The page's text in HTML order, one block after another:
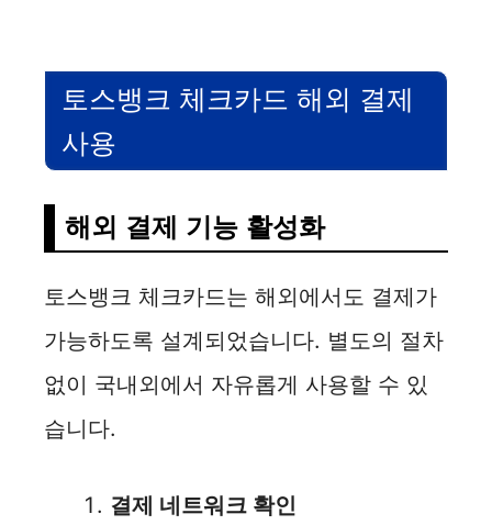
토스뱅크 체크카드 해외 결제
사용
해외 결제 기능 활성화
토스뱅크 체크카드는 해외에서도 결제가
가능하도록 설계되었습니다. 별도의 절차
없이 국내외에서 자유롭게 사용할 수 있
습니다.
결제 네트워크 확인